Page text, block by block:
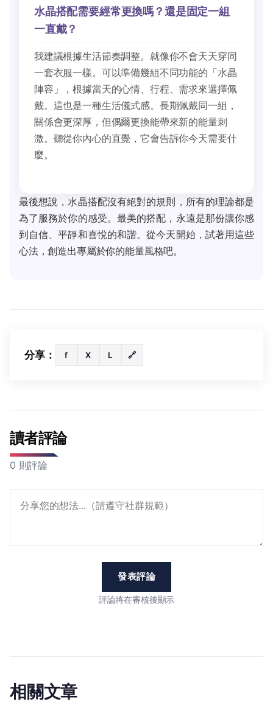
水晶搭配需要經常更換嗎？還是固定一組
一直戴？
我建議根據生活節奏調整。就像你不會天天穿同
一套衣服一樣。可以準備幾組不同功能的「水晶
陣容」，根據當天的心情、行程、需求來選擇佩
戴。這也是一種生活儀式感。長期佩戴同一組，
關係會更深厚，但偶爾更換能帶來新的能量刺
激。聽從你內心的直覺，它會告訴你今天需要什
麼。
最後想說，水晶搭配沒有絕對的規則，所有的理論都是
為了服務於你的感受。最美的搭配，永遠是那份讓你感
到自信、平靜和喜悅的和諧。從今天開始，試著用這些
心法，創造出專屬於你的能量風格吧。
分享： f X L 🔗
讀者評論
0 則評論
發表評論
評論將在審核後顯示
相關文章